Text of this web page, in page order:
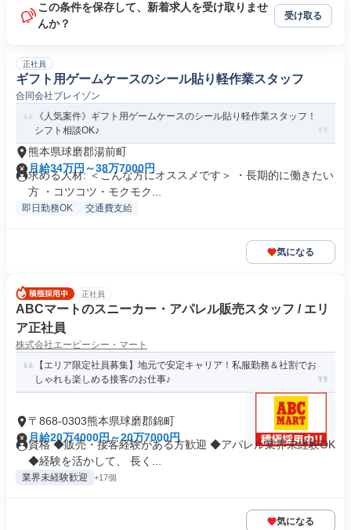
この条件を保存して、新着求人を受け取りませ
んか？
受け取る
正社員
ギフト用ゲームケースのシール貼り軽作業スタッフ
合同会社ブレイゾン
《人気案件》ギフト用ゲームケースのシール貼り軽作業スタッフ！
シフト相談OK♪
熊本県球磨郡湯前町
月給34万円～38万7000円
求める人材: ＜こんな方にオススメです＞ ・長期的に働きたい
方 ・コツコツ・モクモク...
即日勤務OK 交通費支給
気になる
正社員
ABCマートのスニーカー・アパレル販売スタッフ / エリ
ア正社員
株式会社エービーシー・マート
【エリア限定社員募集】地元で安定キャリア！私服勤務＆社割でお
しゃれも楽しめる接客のお仕事♪
〒868-0303熊本県球磨郡錦町
月給20万4000円～20万7000円
資格 ◆販売・接客経験がある方歓迎 ◆アパレル業界未経験OK
◆経験を活かして、 長く...
業界未経験歓迎 +17個
気になる